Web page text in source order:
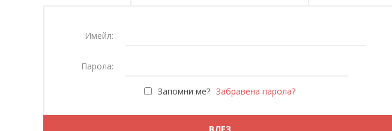
Имейл:
Парола:
Запомни ме? Забравена парола?